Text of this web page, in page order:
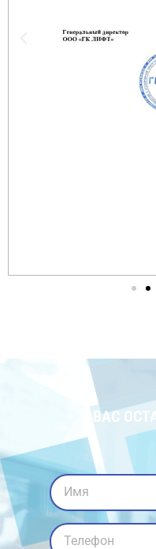
У ВАС
Имя
Телефон